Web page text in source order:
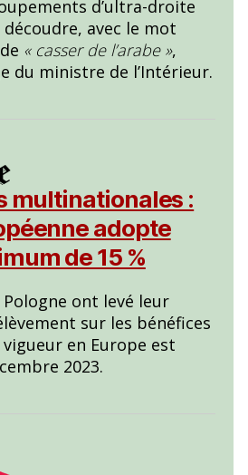
d’ultra-droite
avec le mot
« casser de l’arabe »,
du ministre de l’Intérieur.
multinationales :
adopte
de 15 %
ont levé leur
sur les bénéfices
en Europe est
2023.